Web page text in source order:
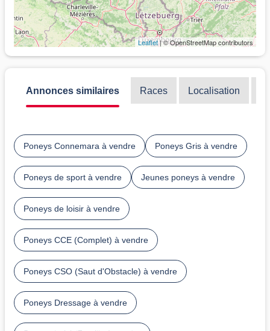
Leaflet| © OpenStreetMap contributors
Annonces similaires Races Localisation
Poneys Connemara à vendre Poneys Gris à vendre
Poneys de sport à vendre Jeunes poneys à vendre
Poneys de loisir à vendre
Poneys CCE (Complet) à vendre
Poneys CSO (Saut d'Obstacle) à vendre
Poneys Dressage à vendre